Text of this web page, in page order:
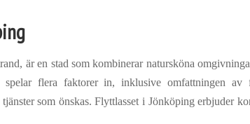
är en stad som kombinerar natursköna
flera faktorer in, inklusive omfattningen av
som önskas. Flyttlasset i Jönköping erbjuder